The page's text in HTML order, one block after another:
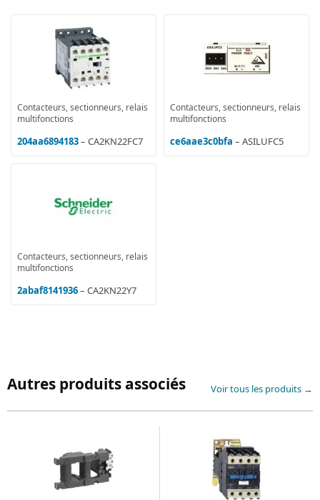
Contacteurs, sectionneurs, relais
multifonctions
204aa6894183– CA2KN22FC7
Contacteurs, sectionneurs, relais
multifonctions
ce6aae3c0bfa – ASILUFC5
Contacteurs, sectionneurs, relais
multifonctions
2abaf8141936– CA2KN22Y7
Autres produits associés Voir tous les produits →